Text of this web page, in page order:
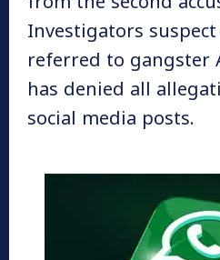
Investigators
referred to gangster
has denied all
social media posts.